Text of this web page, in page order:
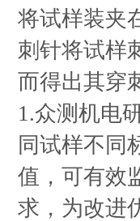
将试样装夹
刺针将试样
而得出其穿
1.众测机电
同试样不同
值，可有效
求，为改进